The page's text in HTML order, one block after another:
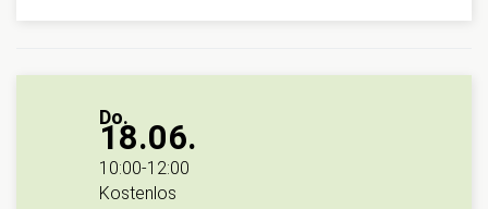
Do.
18.06.
10:00-12:00
Kostenlos